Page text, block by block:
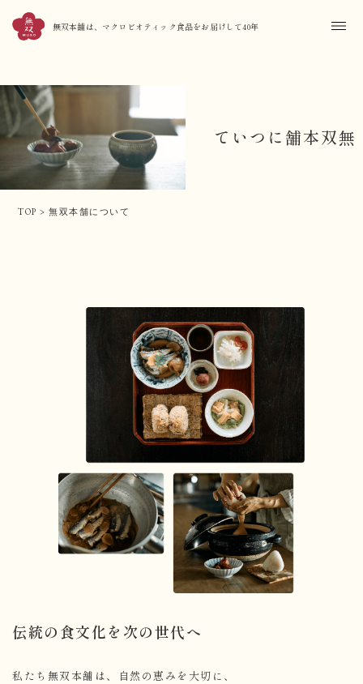
無双本舗は、マクロビオティック食品をお届けして40年
無双本舗について
TOP >無双本舗について
伝統の食文化を次の世代へ
私たち無双本舗は、自然の恵みを大切に、